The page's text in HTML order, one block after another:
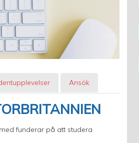
Ansök
funderar på att studera